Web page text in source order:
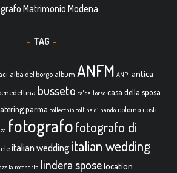
Matrimonio Modena
TAG
alba del borgo album ANFM ANPI antica
busseto ca' dell'orso casa della sposa
parma collecchio collina di nando colorno costi
fotografofotografo di
italian wedding italian wedding
la rocchetta lindera sposelocation